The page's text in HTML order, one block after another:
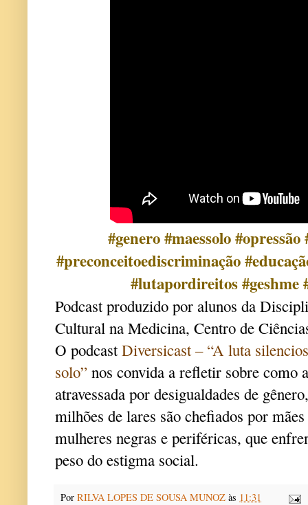
#genero #maessolo
#preconceitoediscriminação
#lutapordireitos
Podcast produzido por alunos da
Cultural na Medicina, Centro de
O podcastDiversicast – “A luta
solo” nos convida a refletir sobre como
atravessada por desigualdades de
milhões de lares são chefiados por
mulheres negras e periféricas, que
peso do estigma social.
Por RILVA LOPES DE SOUSA MUNOZ às 11:31